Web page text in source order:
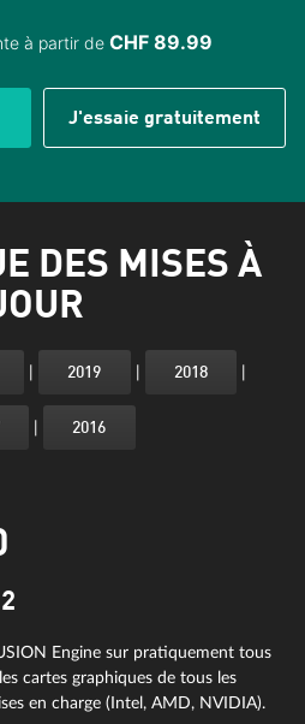
à partir de CHF 89.99
J'essaie gratuitement
DES MISES À
2019 2018
2016
Engine sur pratiquement tous
cartes graphiques de tous les
en charge (Intel, AMD, NVIDIA).